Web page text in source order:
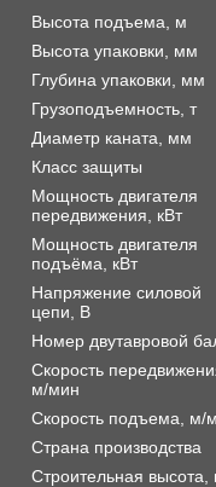
Высота подъема, м
Высота упаковки, мм
Глубина упаковки, мм
Грузоподъемность, т
Диаметр каната, мм
Класс защиты
Мощность двигателя
передвижения, кВт
Мощность двигателя
подъёма, кВт
Напряжение силовой
цепи, В
Номер двутавровой
Скорость
м/мин
Скорость подъема, м/
Страна производства
Строительная высота,